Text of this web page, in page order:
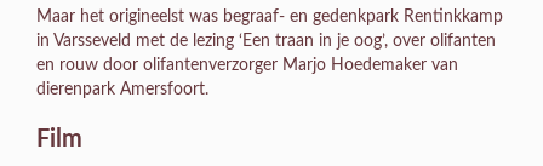
Maar het origineelst was begraaf- en gedenkpark Rentinkkamp
in Varsseveld met de lezing ‘Een traan in je oog’, over olifanten
en rouw door olifantenverzorger Marjo Hoedemaker van
dierenpark Amersfoort.
Film